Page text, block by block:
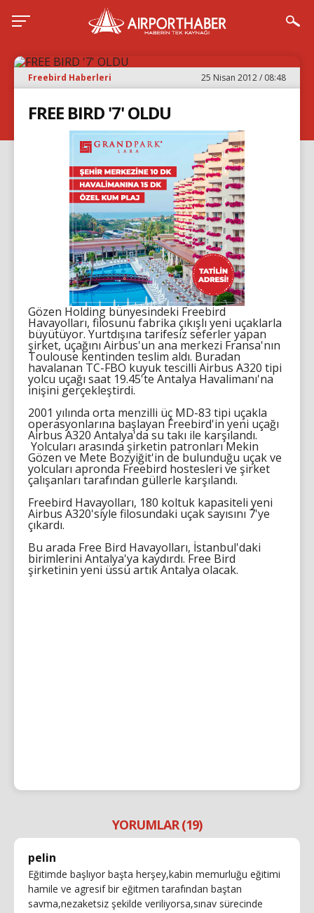
Freebird Haberleri 25 Nisan 2012 / 08:48
FREE BIRD '7' OLDU
Gözen Holding bünyesindeki Freebird
Havayolları, filosunu fabrika çıkışlı yeni uçaklarla
büyütüyor. Yurtdışına tarifesiz seferler yapan
şirket, uçağını Airbus'un ana merkezi Fransa'nın
Toulouse kentinden teslim aldı. Buradan
havalanan TC-FBO kuyuk tescilli Airbus A320 tipi
yolcu uçağı saat 19.45'te Antalya Havalimanı'na
inişini gerçekleştirdi.
2001 yılında orta menzilli üç MD-83 tipi uçakla
operasyonlarına başlayan Freebird'in yeni uçağı
Airbus A320 Antalya'da su takı ile karşılandı.
Yolcuları arasında şirketin patronları Mekin
Gözen ve Mete Bozyiğit'in de bulunduğu uçak ve
yolcuları apronda Freebird hostesleri ve şirket
çalışanları tarafından güllerle karşılandı.
Freebird Havayolları, 180 koltuk kapasiteli yeni
Airbus A320'siyle filosundaki uçak sayısını 7'ye
çıkardı.
Bu arada Free Bird Havayolları, İstanbul'daki
birimlerini Antalya'ya kaydırdı. Free Bird
şirketinin yeni üssü artık Antalya olacak.
YORUMLAR (19)
pelin
Eğitimde başlıyor başta herşey,kabin memurluğu eğitimi
hamile ve agresif bir eğitmen tarafından baştan
savma,nezaketsiz şekilde veriliyorsa,sınav sürecinde